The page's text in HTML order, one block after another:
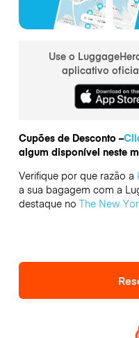
Use o
aplicativo
Cupões de Desconto –
algum disponível neste
Verifique por que razão a
a sua bagagem com a
destaque no The New